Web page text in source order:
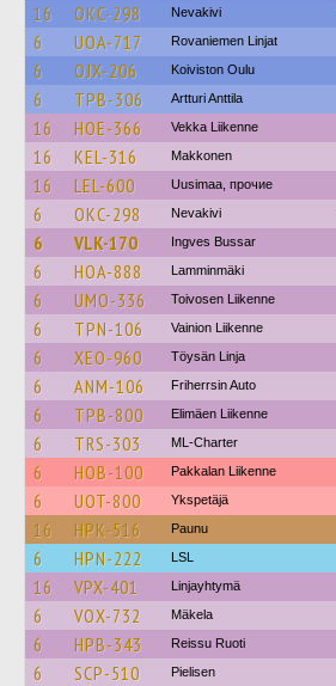
16 OKC-298 Nevakivi
6 UOA-717 Rovaniemen Linjat
6 OJX-206 Koiviston Oulu
6 TPB-306 Artturi Anttila
16 HOE-366 Vekka Liikenne
16 KEL-316 Makkonen
16 LEL-600 Uusimaa, прочие
6 OKC-298 Nevakivi
6 VLK-170 Ingves Bussar
6 HOA-888 Lamminmäki
6 UMO-336 Toivosen Liikenne
6 TPN-106 Vainion Liikenne
6 XEO-960 Töysän Linja
6 ANM-106 Friherrsin Auto
6 TPB-800 Elimäen Liikenne
6 TRS-303 ML-Charter
6 HOB-100 Pakkalan Liikenne
6 UOT-800 Ykspetäjä
16 HPK-516 Paunu
6 HPN-222 LSL
16 VPX-401 Linjayhtymä
6 VOX-732 Mäkela
6 HPB-343 Reissu Ruoti
6 SCP-510 Pielisen